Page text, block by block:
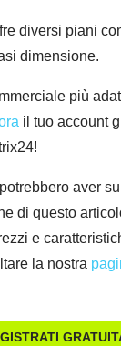
diversi piani
dimensione.
più
il tuo account
aver
di questo
e
la nostra